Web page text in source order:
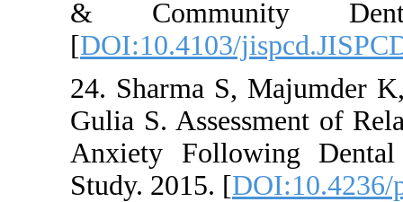
&
[
24.
Gulia S.
Anxiety
Study.